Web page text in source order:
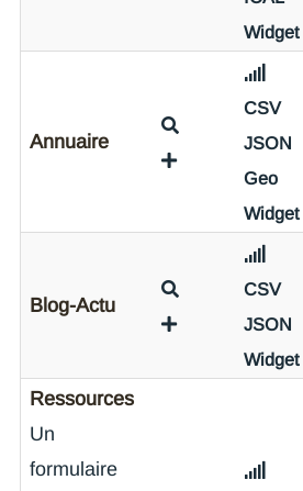
Widget
Annuaire
CSV
JSON
Geo
Widget
Blog-Actu
CSV
JSON
Widget
Ressources
Un
formulaire